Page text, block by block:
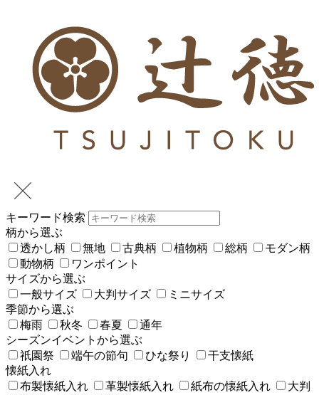
キーワード検索
柄から選ぶ
透かし柄
無地 古典柄 植物柄 総柄
モダン柄
動物柄
ワンポイント
サイズから選ぶ
一般サイズ
大判サイズ
ミニサイズ
季節から選ぶ
梅雨
秋冬 春夏
通年
シーズンイベントから選ぶ
祇園祭
端午の節句 ひな祭り
干支懐紙
懐紙入れ
布製懐紙入れ
革製懐紙入れ 紙布の懐紙入れ
大判